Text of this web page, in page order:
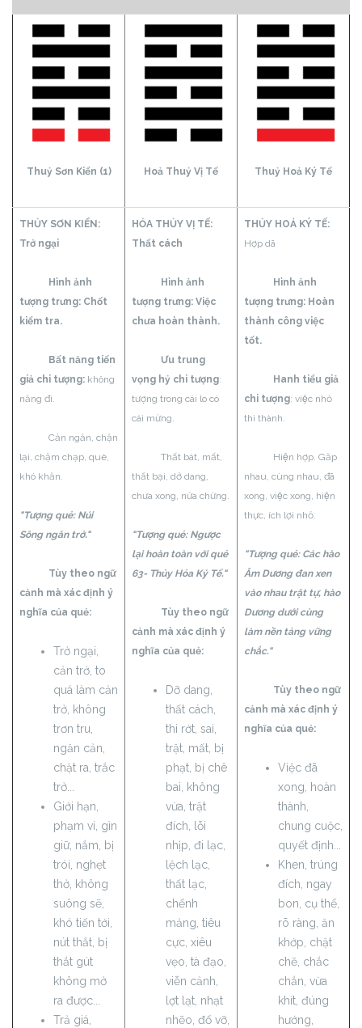
Thuỷ Sơn Kiển (1) Hoả Thuỷ Vị Tế Thuỷ Hoả Ký Tế
THỦY SƠN KIỂN:
Trở ngại
Hình ảnh
tượng trưng: Chốt
kiểm tra.
Bất năng tiến
giả chi tượng: không
năng đi.
Cản ngăn, chặn
lại, chậm chạp, què,
khó khăn.
"Tượng quẻ: Núi
Sông ngăn trở."
Tùy theo ngữ
cảnh mà xác định ý
nghĩa của quẻ:
Trở ngại,
cản trở, to
quá làm cản
trở, không
trơn tru,
ngăn cản,
chặt ra, trắc
trở...
Giới hạn,
phạm vi, gìn
giữ, nắm, bị
trói, nghẹt
thở, không
suông sẽ,
khó tiến tới,
nút thắt, bị
thắt gút
không mở
ra được...
Trả giá,
HỎA THỦY VỊ TẾ:
Thất cách
Hình ảnh
tượng trưng: Việc
chưa hoàn thành.
Ưu trung
vọng hỷ chi tượng:
tượng trong cái lo có
cái mừng.
Thất bát, mất,
thất bại, dở dang,
chưa xong, nửa chừng.
"Tượng quẻ: Ngược
lại hoàn toàn với quẻ
63- Thủy Hỏa Ký Tế."
Tùy theo ngữ
cảnh mà xác định ý
nghĩa của quẻ:
Dỡ dang,
thất cách,
thi rớt, sai,
trật, mất, bị
phạt, bị chê
bai, không
vừa, trật
đích, lỗi
nhịp, đi lạc,
lệch lạc,
thất lạc,
chểnh
mảng, tiêu
cực, xiêu
vẹo, tà đạo,
viễn cảnh,
lợt lạt, nhạt
nhẽo, đổ vỡ,
THỦY HOẢ KÝ TẾ:
Hợp dã
Hình ảnh
tượng trưng: Hoàn
thành công việc
tốt.
Hanh tiểu giả
chi tượng: việc nhỏ
thì thành.
Hiện hợp. Gặp
nhau, cùng nhau, đã
xong, việc xong, hiện
thực, ích lợi nhỏ.
"Tượng quẻ: Các hào
Âm Dương đan xen
vào nhau trật tự, hào
Dương dưới cùng
làm nền tảng vững
chắc."
Tùy theo ngữ
cảnh mà xác định ý
nghĩa của quẻ:
Việc đã
xong, hoàn
thành,
chung cuộc,
quyết định...
Khen, trúng
đích, ngay
bon, cụ thể,
rõ ràng, ăn
khớp, chặt
chẽ, chắc
chắn, vừa
khít, đúng
hướng,